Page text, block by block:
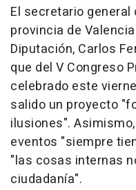
El secretario general
provincia de
Diputación, Carlos
que del V Congreso
celebrado este
salido un proyecto
ilusiones".
eventos "siempre
"las cosas internas
ciudadanía".